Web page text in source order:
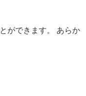
ができます。 あらか